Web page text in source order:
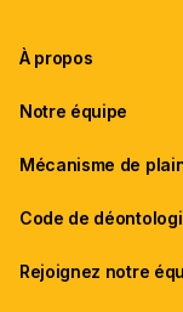
À propos
Notre équipe
Mécanisme de
Code de
Rejoignez notre